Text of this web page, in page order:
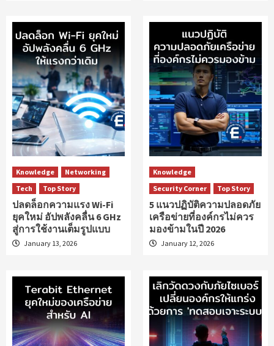
Knowledge
Networking
Tech
Top Story
ปลดล็อกความแรง Wi-Fi
ยุคใหม่ อัปพลังคลื่น 6 GHz
สู่การใช้งานเต็มรูปแบบ
January 13, 2026
Knowledge
Security Corner
Top Story
5 แนวปฏิบัติความปลอดภัย
เครือข่ายที่องค์กรไม่ควร
มองข้ามในปี 2026
January 12, 2026